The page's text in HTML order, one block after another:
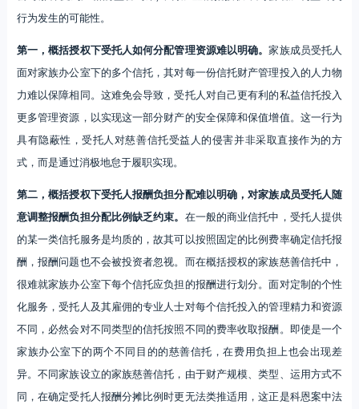
行为发生的可能性。
第一，概括授权下受托人如何分配管理资源难以明确。家族成员受托人
面对家族办公室下的多个信托，其对每一份信托财产管理投入的人力物
力难以保障相同。这难免会导致，受托人对自己更有利的私益信托投入
更多管理资源，以实现这一部分财产的安全保障和保值增值。这一行为
具有隐蔽性，受托人对慈善信托受益人的侵害并非采取直接作为的方
式，而是通过消极地怠于履职实现。
第二，概括授权下受托人报酬负担分配难以明确，对家族成员受托人随
意调整报酬负担分配比例缺乏约束。 在一般的商业信托中，受托人提供
的某一类信托服务是均质的，故其可以按照固定的比例费率确定信托报
酬，报酬问题也不会被投资者忽视。而在概括授权的家族慈善信托中，
很难就家族办公室下每个信托应负担的报酬进行划分。面对定制的个性
化服务，受托人及其雇佣的专业人士对每个信托投入的管理精力和资源
不同，必然会对不同类型的信托按照不同的费率收取报酬。即使是一个
家族办公室下的两个不同目的的慈善信托，在费用负担上也会出现差
异。不同家族设立的家族慈善信托，由于财产规模、类型、运用方式不
同，在确定受托人报酬分摊比例时更无法类推适用，这正是科恩案中法